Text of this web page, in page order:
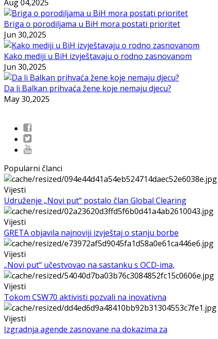
Aug 04,2025
Briga o porodiljama u BiH mora postati prioritet
Jun 30,2025
Kako mediji u BiH izvještavaju o rodno zasnovanom
Jun 30,2025
Da li Balkan prihvaća žene koje nemaju djecu?
May 30,2025
Popularni članci
Vijesti
Udruženje „Novi put“ postalo član Global Clearing
Vijesti
GRETA objavila najnoviji izvještaj o stanju borbe
Vijesti
„Novi put“ učestvovao na sastanku s OCD-ima,
Vijesti
Tokom CSW70 aktivisti pozvali na inovativna
Vijesti
Izgradnja agende zasnovane na dokazima za